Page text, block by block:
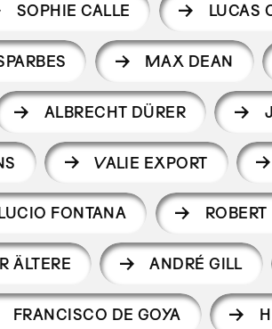
SOPHIE CALLE LUCAS
MAX DEAN
ALBRECHT DÜRER
VALIE EXPORT
FONTANA
ÄLTERE ANDRÉ GILL
FRANCISCO DE GOYA